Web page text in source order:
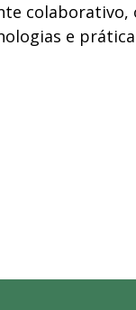
colaborativo,
e